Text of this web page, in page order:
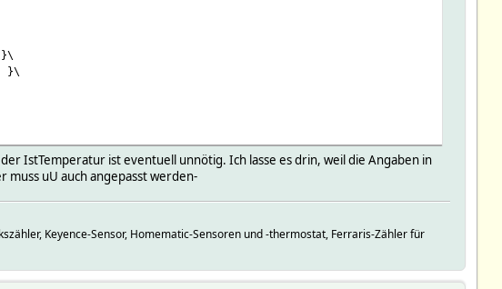
}\
}\
return if(!defined($t));; return if($t !~ /^-
IstTemperatur ist eventuell unnötig. Ich lasse es drin, weil die Angaben in
muss uU auch angepasst werden-
Keyence-Sensor, Homematic-Sensoren und -thermostat, Ferraris-Zähler für